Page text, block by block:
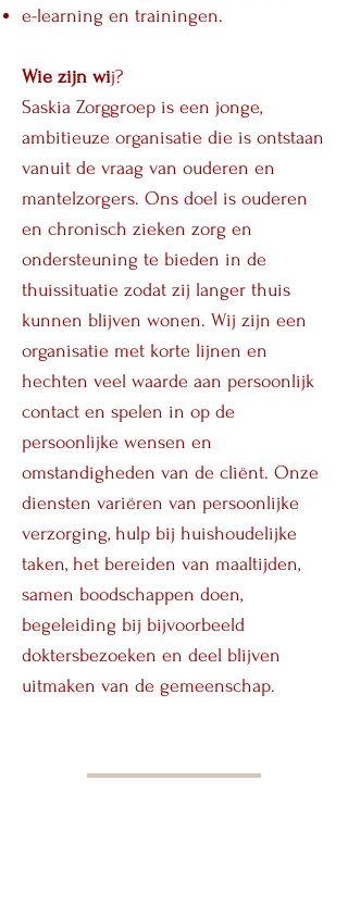
e-learning en trainingen.
Wie zijn wij?
Saskia Zorggroep is een jonge,
ambitieuze organisatie die is ontstaan
vanuit de vraag van ouderen en
mantelzorgers. Ons doel is ouderen
en chronisch zieken zorg en
ondersteuning te bieden in de
thuissituatie zodat zij langer thuis
kunnen blijven wonen. Wij zijn een
organisatie met korte lijnen en
hechten veel waarde aan persoonlijk
contact en spelen in op de
persoonlijke wensen en
omstandigheden van de cliënt. Onze
diensten variëren van persoonlijke
verzorging, hulp bij huishoudelijke
taken, het bereiden van maaltijden,
samen boodschappen doen,
begeleiding bij bijvoorbeeld
doktersbezoeken en deel blijven
uitmaken van de gemeenschap.